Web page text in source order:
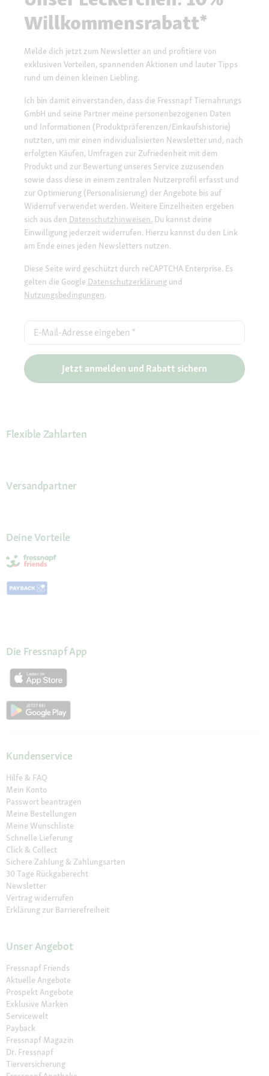
Willkommensrabatt*
Melde dich jetzt zum Newsletter an und profitiere von
exklusiven Vorteilen, spannenden Aktionen und lauter Tipps
rund um deinen kleinen Liebling.
Ich bin damit einverstanden, dass die Fressnapf Tiernahrungs
GmbH und seine Partner meine personenbezogenen Daten
und Informationen (Produktpräferenzen/Einkaufshistorie)
nutzten, um mir einen individualisierten Newsletter und, nach
erfolgten Käufen, Umfragen zur Zufriedenheit mit dem
Produkt und zur Bewertung unseres Service zuzusenden
sowie dass diese in einem zentralen Nutzerprofil erfasst und
zur Optimierung (Personalisierung) der Angebote bis auf
Widerruf verwendet werden. Weitere Einzelheiten ergeben
sich aus den Datenschutzhinweisen. Du kannst deine
Einwilligung jederzeit widerrufen. Hierzu kannst du den Link
am Ende eines jeden Newsletters nutzen.
Diese Seite wird geschützt durch reCAPTCHA Enterprise. Es
gelten die Google Datenschutzerklärung und
Nutzungsbedingungen.
E-Mail-Adresse eingeben *
Jetzt anmelden und Rabatt sichern
Flexible Zahlarten
Versandpartner
Deine Vorteile
Die Fressnapf App
Kundenservice
Hilfe & FAQ
Mein Konto
Passwort beantragen
Meine Bestellungen
Meine Wunschliste
Schnelle Lieferung
Click & Collect
Sichere Zahlung & Zahlungsarten
30 Tage Rückgaberecht
Newsletter
Vertrag widerrufen
Erklärung zur Barrierefreiheit
Unser Angebot
Fressnapf Friends
Aktuelle Angebote
Prospekt Angebote
Exklusive Marken
Servicewelt
Payback
Fressnapf Magazin
Dr. Fressnapf
Tierversicherung